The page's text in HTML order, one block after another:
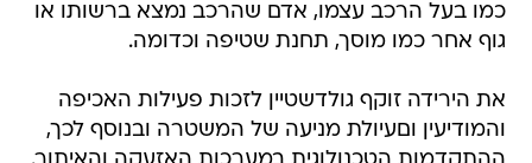
כמו בעל הרכב עצמו, אדם שהרכב נמצא ברשותו או
גוף אחר כמו מוסך, תחנת שטיפה וכדומה.
את הירידה זוקף גולדשטיין לזכות פעילות האכיפה
והמודיעין וםעיולת מניעה של המשטרה ובנוסף לכך,